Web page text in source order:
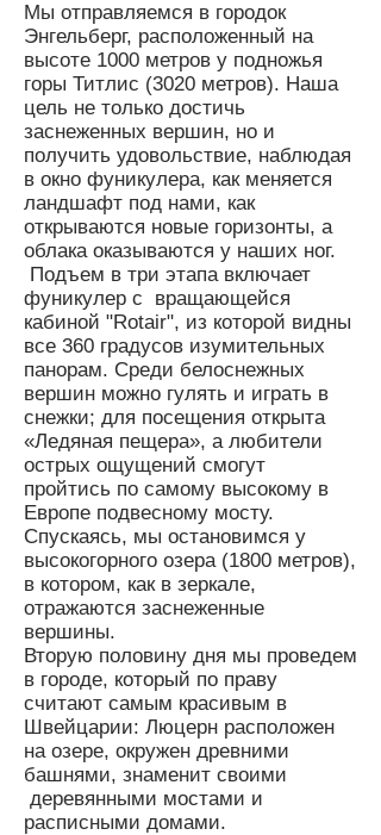
Мы отправляемся в городок
Энгельберг, расположенный на
высоте 1000 метров у подножья
горы Титлис (3020 метров). Наша
цель не только достичь
заснеженных вершин, но и
получить удовольствие, наблюдая
в окно фуникулера, как меняется
ландшафт под нами, как
открываются новые горизонты, а
облака оказываются у наших ног.
Подъем в три этапа включает
фуникулер с вращающейся
кабиной "Rotair", из которой видны
все 360 градусов изумительных
панорам. Среди белоснежных
вершин можно гулять и играть в
снежки; для посещения открыта
«Ледяная пещера», а любители
острых ощущений смогут
пройтись по самому высокому в
Европе подвесному мосту.
Спускаясь, мы остановимся у
высокогорного озера (1800 метров),
в котором, как в зеркале,
отражаются заснеженные
вершины.
Вторую половину дня мы проведем
в городе, который по праву
считают самым красивым в
Швейцарии: Люцерн расположен
на озере, окружен древними
башнями, знаменит своими
деревянными мостами и
расписными домами.